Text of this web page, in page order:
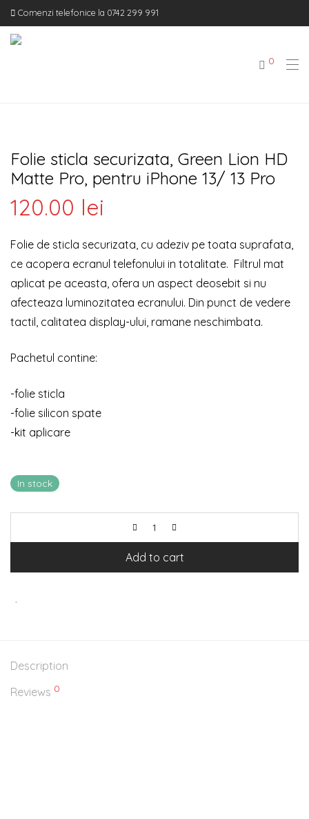
Comenzi telefonice la 0742 299 991
0
Folie sticla securizata, Green Lion HD
Matte Pro, pentru iPhone 13/ 13 Pro
120.00 lei
Folie de sticla securizata, cu adeziv pe toata suprafata,
ce acopera ecranul telefonului in totalitate. Filtrul mat
aplicat pe aceasta, ofera un aspect deosebit si nu
afecteaza luminozitatea ecranului. Din punct de vedere
tactil, calitatea display-ului, ramane neschimbata.
Pachetul contine:
-folie sticla
-folie silicon spate
-kit aplicare
In stock
Add to cart
Description
Reviews 0